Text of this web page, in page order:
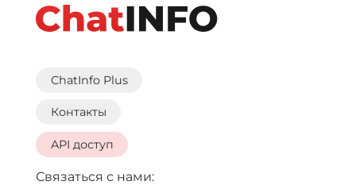
ChatInfo Plus
Контакты
API доступ
Связаться с нами: